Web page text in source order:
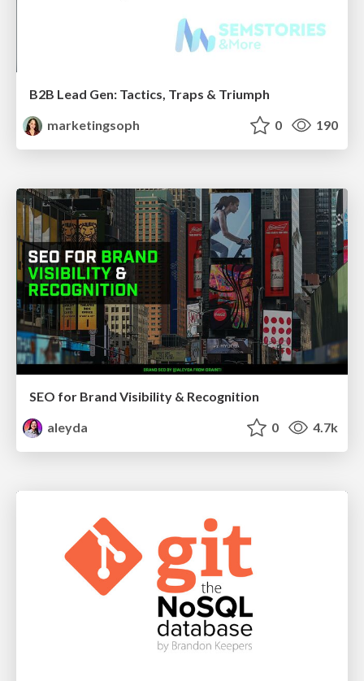
B2B Lead Gen: Tactics, Traps & Triumph
marketingsoph
0 190
SEO for Brand Visibility & Recognition
aleyda
0 4.7k